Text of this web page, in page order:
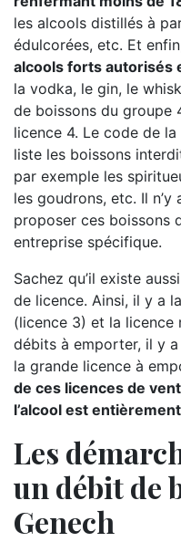
les alcools distillés à
édulcorées, etc. Et
alcools forts autorisés
la vodka, le gin, le
de boissons du groupe
licence 4. Le code de
liste les boissons
par exemple les
les goudrons, etc. Il
proposer ces boissons
entreprise spécifique.
Sachez qu’il existe
de licence. Ainsi, il y a
(licence 3) et la licence
débits à emporter, il y
la grande licence à
de ces licences de
l’alcool est
Les
un débit de
Genech